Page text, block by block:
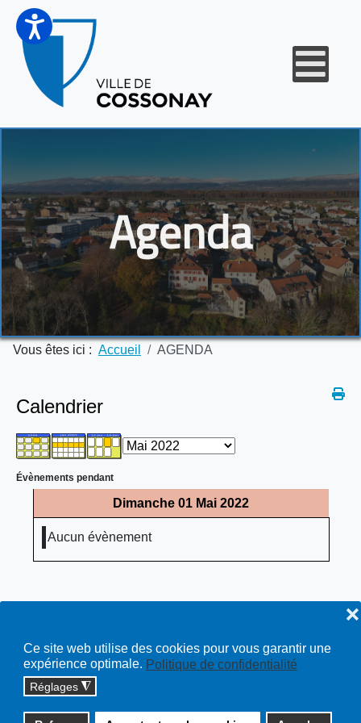
Ce site web utilise des cookies pour vous garantir une
expérience optimale. Politique de confidentialité
Réglages ◮
❌
Agenda
Vous êtes ici : Accueil AGENDA
Calendrier
Évènements pendant
Dimanche 01 Mai 2022
Aucun évènement
Copyright © 2026 cossonay.ch - tous droits réservés | site :